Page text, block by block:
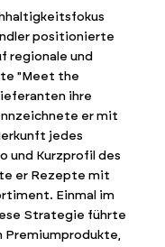
positionierte
regionale und
"Meet the
ihre
er mit
jedes
und Kurzprofil des
er Rezepte mit
Einmal im
Strategie führte
Premiumprodukte,